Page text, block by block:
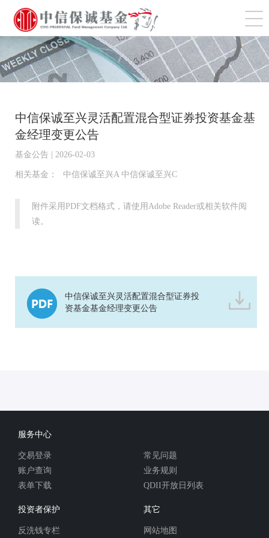
切
中信保诚至兴灵活配置混合型证券投资基金基
金经理变更公告
基金公告 | 2026-02-03
相关基金： 中信保诚至兴A 中信保诚至兴C
附件采用PDF文档格式，请使用Adobe Reader或相关软件阅
读。
中信保诚至兴灵活配置混合型证券投
资基金基金经理变更公告
服务中心
交易登录
账户查询
表单下载
常见问题
业务规则
QDII开放日列表
投资者保护
反洗钱专栏
其它
网站地图